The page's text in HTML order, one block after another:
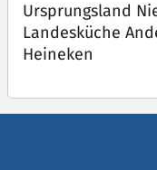
Ursprungsland
Landesküche
Heineken